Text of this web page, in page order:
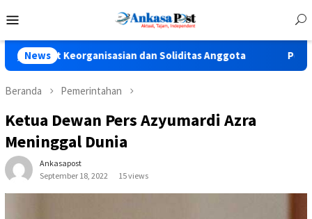
ke
Mobile
News dan Soliditas Anggota Polres Pasuruan
Beranda Pemerintahan
Ketua Dewan Pers Azyumardi Azra
Meninggal Dunia
Ankasapost
September 18, 2022
15 views